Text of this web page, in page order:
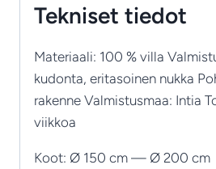
Tekniset tiedot
Materiaali: 100 % villa
kudonta, eritasoinen nukka
rakenne Valmistusmaa: Intia
viikkoa
Koot: Ø 150 cm — Ø 200 cm